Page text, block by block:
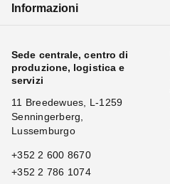
Informazioni
Sede centrale, centro di
produzione, logistica e
servizi
11 Breedewues, L-1259
Senningerberg,
Lussemburgo
+352 2 600 8670
+352 2 786 1074